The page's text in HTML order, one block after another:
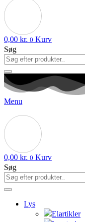
0,00 kr. 0 Kurv
Søg
Menu
0,00 kr. 0 Kurv
Søg
Lys
Elartikler